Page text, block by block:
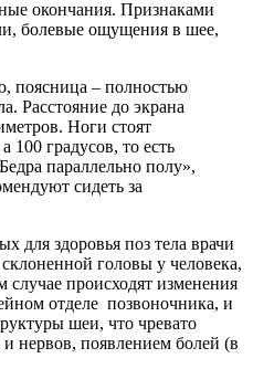
окончания. Признаками
болевые ощущения в шее,
поясница – полностью
Расстояние до экрана
Ноги стоят
100 градусов, то есть
параллельно полу»,
сидеть за
для здоровья поз тела врачи
головы у человека,
происходят изменения
отделе позвоночника, и
шеи, что чревато
нервов, появлением болей (в